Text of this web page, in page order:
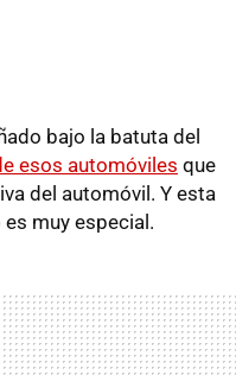
bajo la batuta del
esos automóviles que
del automóvil. Y esta
es muy especial.